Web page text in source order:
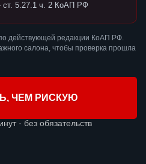
ст. 5.27.1 ч. 2 КоАП РФ
действующей редакции КоАП РФ.
салона, чтобы проверка прошла
ЧЕМ РИСКУЮ
· без обязательств